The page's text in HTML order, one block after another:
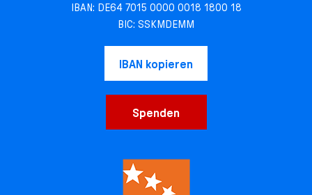
IBAN: DE64 7015 0000 0018 1800 18
BIC: SSKMDEMM
IBAN kopieren
Spenden